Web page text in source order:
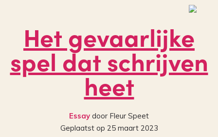
Het gevaarlijke
spel dat schrijven
heet
Essay door Fleur Speet
Geplaatst op 25 maart 2023